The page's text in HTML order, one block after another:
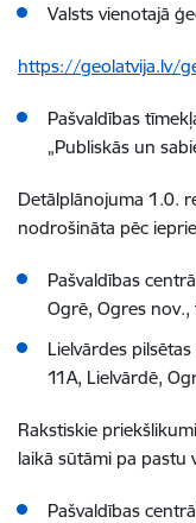
Valsts vienotajā
https://geolatvija.lv/
Pašvaldības
„Publiskās un
Detālplānojuma 1.0.
nodrošināta pēc
Pašvaldības
Ogrē, Ogres
Lielvārdes
11A, Lielvārdē,
Rakstiskie
laikā sūtāmi pa pastu
Pašvaldības